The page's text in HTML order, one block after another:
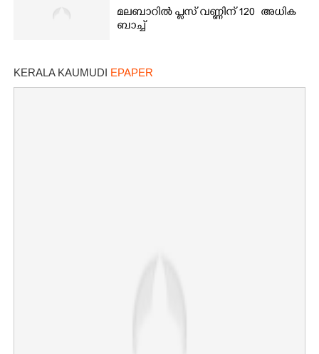
മലബാറിൽ പ്ലസ് വണ്ണിന് 120 അധിക
ബാച്ച്
KERALA KAUMUDI EPAPER